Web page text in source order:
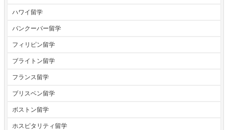
ハワイ留学
バンクーバー留学
フィリピン留学
ブライトン留学
フランス留学
ブリスベン留学
ボストン留学
ホスピタリティ留学